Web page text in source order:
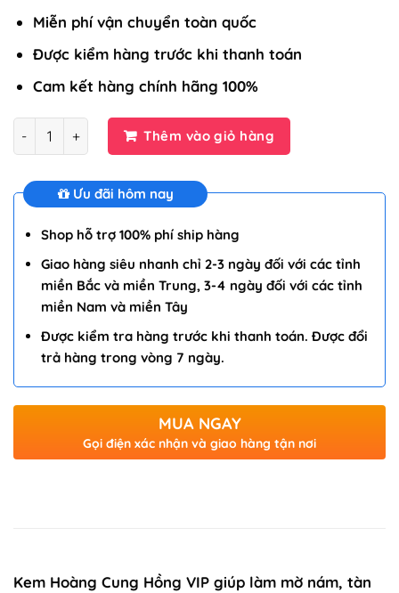
Miễn phí vận chuyển toàn quốc
Được kiểm hàng trước khi thanh toán
Cam kết hàng chính hãng 100%
Số lượng
Thêm vào giỏ hàng
Ưu đãi hôm nay
Shop hỗ trợ 100% phí ship hàng
Giao hàng siêu nhanh chỉ 2-3 ngày đối với các tỉnh
miền Bắc và miền Trung, 3-4 ngày đối với các tỉnh
miền Nam và miền Tây
Được kiểm tra hàng trước khi thanh toán. Được đổi
trả hàng trong vòng 7 ngày.
MUA NGAY
Gọi điện xác nhận và giao hàng tận nơi
Kem Hoàng Cung Hồng VIP giúp làm mờ nám, tàn